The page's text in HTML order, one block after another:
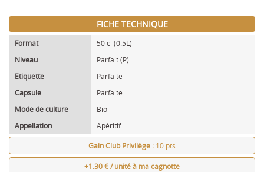
FICHE TECHNIQUE
Format
50 cl (0.5L)
Niveau
Parfait (P)
Etiquette
Parfaite
Capsule
Parfaite
Mode de culture
Bio
Appellation
Apéritif
Gain Club Privilège : 10 pts
+1.30 € / unité à ma cagnotte